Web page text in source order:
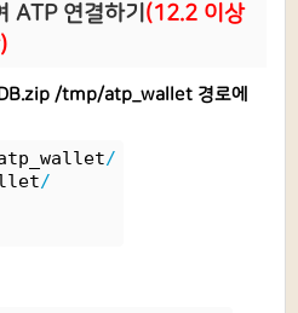
ATP 연결하기 (12.2 이상
/tmp/atp_wallet 경로에
/
/